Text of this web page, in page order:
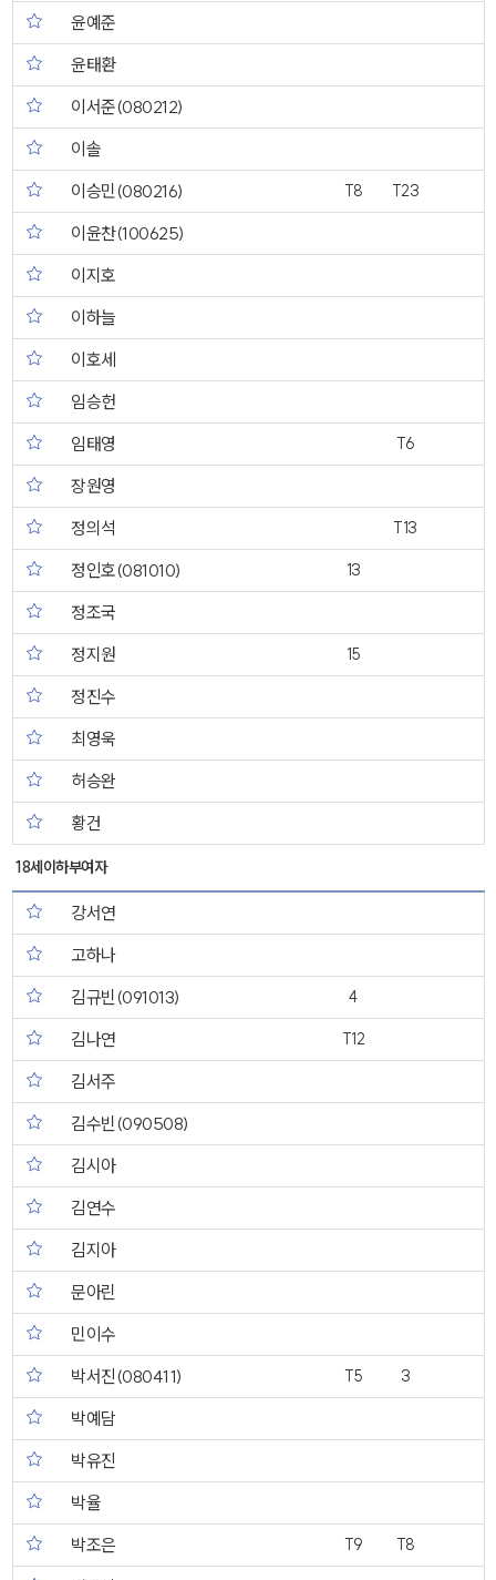
윤예준
윤태환
이서준(080212)
이솔
이승민(080216)
T8 T23
이윤찬(100625)
이지호
이하늘
이호세
임승헌
임태영
T6
장원영
정의석
T13
정인호(081010) 13
정조국
정지원
15
정진수
최영욱
허승완
황건
18세이하부여자
강서연
고하나
김규빈(091013)
4
김나연 T12
김서주
김수빈(090508)
김시아
김연수
김지아
문아린
민이수
박서진(080411)
T5 3
박예담
박유진
박율
박조은
T9 T8